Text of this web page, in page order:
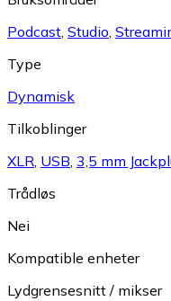
Podcast, Studio,
Type
Dynamisk
Tilkoblinger
XLR, USB, 3,5 mm
Trådløs
Nei
Kompatible enheter
Lydgrensesnitt / mikser